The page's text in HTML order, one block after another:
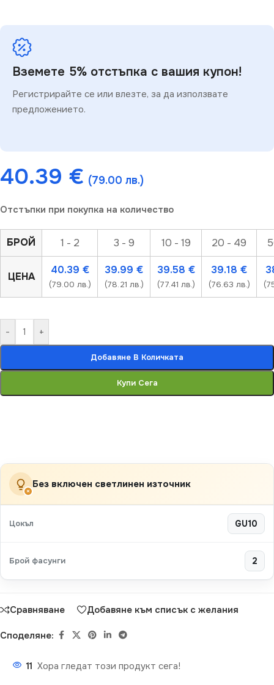
Вземете 5% отстъпка с вашия купон!
Регистрирайте се или влезте, за да използвате
предложението.
40.39 € (79.00 лв.)
Отстъпки при покупка на количество
БРОЙ 1 - 2 3 - 9 10 - 19 20 - 49
ЦЕНА
40.39 €
(79.00 лв.)
39.99 €
(78.21 лв.)
39.58 €
(77.41 лв.)
39.18 €
(76.63 лв.)
- +
Добавяне В Количката
Купи Сега
×
Без включен светлинен източник
Цокъл GU10
Брой фасунги 2
Сравняване Добавяне към списък с желания
Споделяне:
11 Хора гледат този продукт сега!